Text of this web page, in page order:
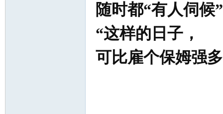
随时都“有人伺候
“这样的日子，
可比雇个保姆强